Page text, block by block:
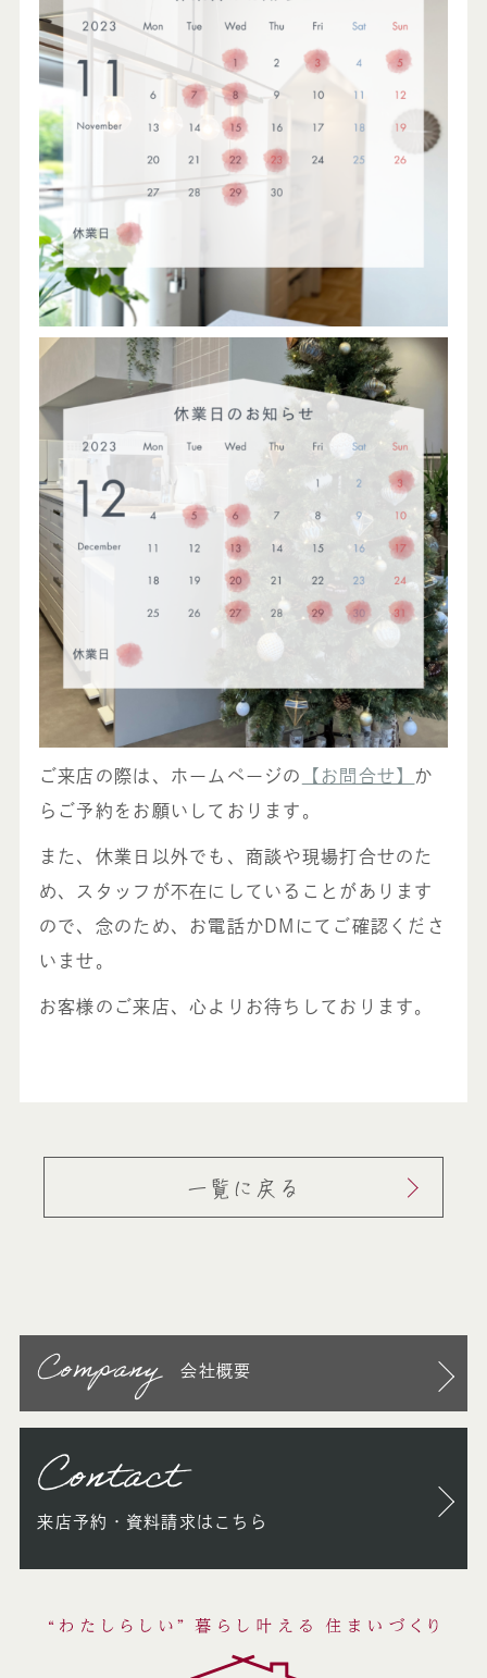
ご来店の際は、ホームページの 【お問合せ】 か
らご予約をお願いしております。
また、休業日以外でも、商談や現場打合せのた
め、スタッフが不在にしていることがあります
ので、念のため、お電話かDMにてご確認くださ
いませ。
お客様のご来店、心よりお待ちしております。
一覧に戻る
Company 会社概要
Contact
来店予約・資料請求はこちら